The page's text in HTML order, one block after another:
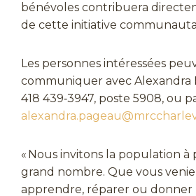
bénévoles contribuera
de cette initiative
Les personnes intéressées
communiquer avec Alexandra
418 439‑3947, poste 5908, ou
« Nous invitons la population à
grand nombre. Que vous
apprendre, réparer ou donner